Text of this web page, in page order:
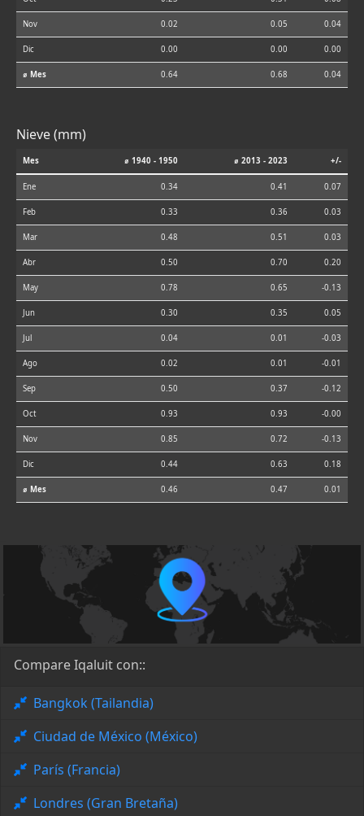
Nov 0.02 0.05 0.04
Dic 0.00 0.00 0.00
⌀ Mes 0.64 0.68 0.04
Nieve (mm)
Mes ⌀ 1940 - 1950 ⌀ 2013 - 2023 +/-
Ene 0.34 0.41 0.07
Feb 0.33 0.36 0.03
Mar 0.48 0.51 0.03
Abr 0.50 0.70 0.20
May 0.78 0.65 -0.13
Jun 0.30 0.35 0.05
Jul 0.04 0.01 -0.03
Ago 0.02 0.01 -0.01
Sep 0.50 0.37 -0.12
Oct 0.93 0.93 -0.00
Nov 0.85 0.72 -0.13
Dic 0.44 0.63 0.18
⌀ Mes 0.46 0.47 0.01
Compare Iqaluit con::
Bangkok (Tailandia)
Ciudad de México (México)
París (Francia)
Londres (Gran Bretaña)